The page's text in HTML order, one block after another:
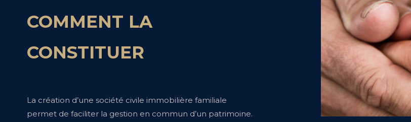
COMMENT LA
CONSTITUER
La création d’une société civile immobilière familiale
permet de faciliter la gestion en commun d’un patrimoine.